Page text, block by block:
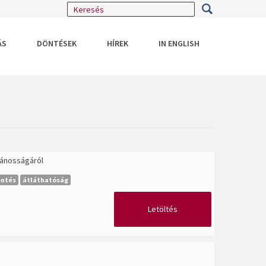
DÖNTÉSEK HÍREK IN ENGLISH
átláthatóság
Letöltés